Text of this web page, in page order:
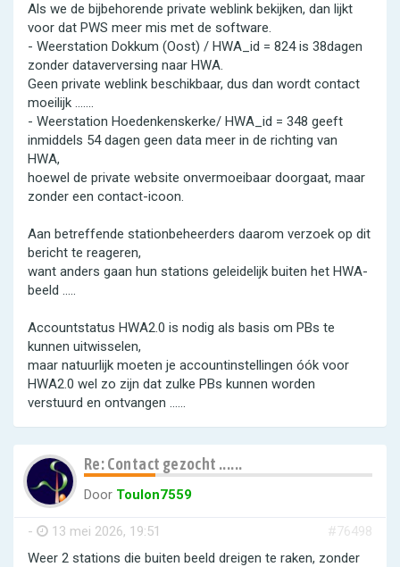
Als we de bijbehorende private weblink bekijken, dan lijkt
voor dat PWS meer mis met de software.
- Weerstation Dokkum (Oost) / HWA_id = 824 is 38dagen
zonder dataverversing naar HWA.
Geen private weblink beschikbaar, dus dan wordt contact
moeilijk .......
- Weerstation Hoedenkenskerke/ HWA_id = 348 geeft
inmiddels 54 dagen geen data meer in de richting van
HWA,
hoewel de private website onvermoeibaar doorgaat, maar
zonder een contact-icoon.
Aan betreffende stationbeheerders daarom verzoek op dit
bericht te reageren,
want anders gaan hun stations geleidelijk buiten het HWA-
beeld .....
Accountstatus HWA2.0 is nodig als basis om PBs te
kunnen uitwisselen,
maar natuurlijk moeten je accountinstellingen óók voor
HWA2.0 wel zo zijn dat zulke PBs kunnen worden
verstuurd en ontvangen ......
Re: Contact gezocht ......
Door Toulon7559
- 13 mei 2026, 19:51
#76498
Weer 2 stations die buiten beeld dreigen te raken, zonder